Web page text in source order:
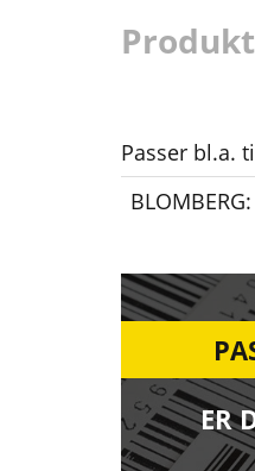
Passer bl.a.
BLOMBERG:
ER